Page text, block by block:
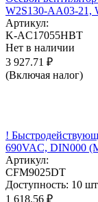
W2S130-AA03-21,
Артикул:
K-AC17055HBT
Нет в наличии
3 927.71 ₽
(Включая налог)
!
690VAC, DIN000
Артикул:
CFM9025DT
Доступность: 10
1 618.56 ₽